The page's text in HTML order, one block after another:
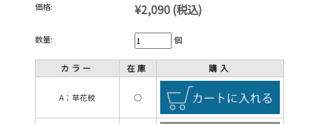
価格: ¥2,090(税込)
数量: 個
カラー 在庫 購入
A：草花紋 ○